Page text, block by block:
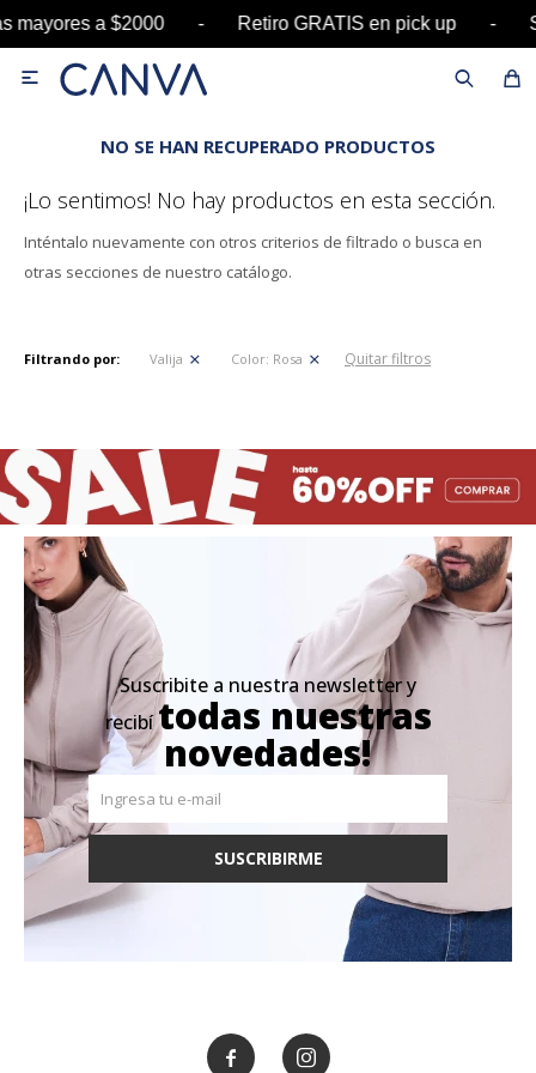
mayores a $2000 - Retiro GRATIS en pick

NO SE HAN RECUPERADO PRODUCTOS
¡Lo sentimos! No hay productos en esta sección.
Inténtalo nuevamente con otros criterios de filtrado o busca en
otras secciones de nuestro catálogo.
Filtrando por: Valija Color: Rosa Quitar filtros
Suscribite a nuestra newsletter y
recibítodas nuestras
novedades!
SUSCRIBIRME
 